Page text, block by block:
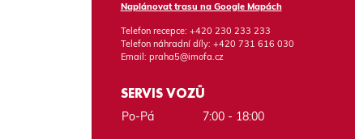
Naplánovat trasu na Google Mapách
Telefon recepce: +420 230 233 233
Telefon náhradní díly: +420 731 616 030
Email: praha5@imofa.cz
SERVIS VOZŮ
Po-Pá 7:00 - 18:00